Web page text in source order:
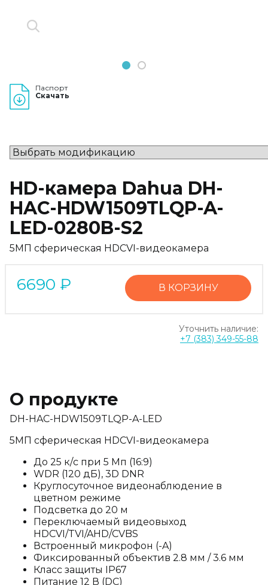
1 2
Паспорт
Скачать
HD-камера Dahua DH-
HAC-HDW1509TLQP-A-
LED-0280B-S2
5МП сферическая HDCVI-видеокамера
6690 ₽ В КОРЗИНУ
Уточнить наличие:
+7 (383) 349-55-88
О продукте
DH-HAC-HDW1509TLQP-A-LED
5МП сферическая HDCVI-видеокамера
До 25 к/с при 5 Мп (16:9)
WDR (120 дБ), 3D DNR
Круглосуточное видеонаблюдение в
цветном режиме
Подсветка до 20 м
Переключаемый видеовыход
HDCVI/TVI/AHD/CVBS
Встроенный микрофон (-A)
Фиксированный объектив 2.8 мм / 3.6 мм
Класс защиты IP67
Питание 12 В (DC)